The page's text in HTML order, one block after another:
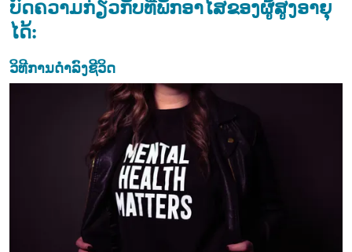
ບົດຄວາມກ່ຽວກັບທີ່ພັກອາໄສຂອງຜູ້ສູງອາຍຸ
ໄດ້:
ວິທີການດຳລົງຊີວິດ